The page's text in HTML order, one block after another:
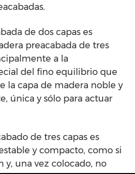
de dos capas es
preacabada de tres
a la
del fino equilibrio que
la capa de madera noble y
única y sólo para actuar
de tres capas es
y compacto, como si
y, una vez colocado, no